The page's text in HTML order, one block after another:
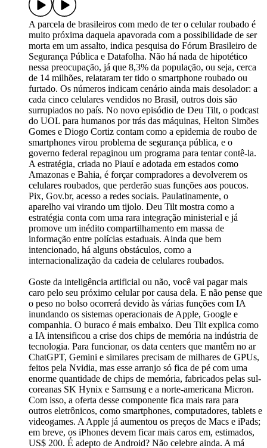
A parcela de brasileiros com medo de ter o celular roubado é
muito próxima daquela apavorada com a possibilidade de ser
morta em um assalto, indica pesquisa do Fórum Brasileiro de
Segurança Pública e Datafolha. Não há nada de hipotético
nessa preocupação, já que 8,3% da população, ou seja, cerca
de 14 milhões, relataram ter tido o smartphone roubado ou
furtado. Os números indicam cenário ainda mais desolador: a
cada cinco celulares vendidos no Brasil, outros dois são
surrupiados no país. No novo episódio de Deu Tilt, o podcast
do UOL para humanos por trás das máquinas, Helton Simões
Gomes e Diogo Cortiz contam como a epidemia de roubo de
smartphones virou problema de segurança pública, e o
governo federal repaginou um programa para tentar contê-la.
A estratégia, criada no Piauí e adotada em estados como
Amazonas e Bahia, é forçar compradores a devolverem os
celulares roubados, que perderão suas funções aos poucos.
Pix, Gov.br, acesso a redes sociais. Paulatinamente, o
aparelho vai virando um tijolo. Deu Tilt mostra como a
estratégia conta com uma rara integração ministerial e já
promove um inédito compartilhamento em massa de
informação entre polícias estaduais. Ainda que bem
intencionado, há alguns obstáculos, como a
internacionalização da cadeia de celulares roubados.
Goste da inteligência artificial ou não, você vai pagar mais
caro pelo seu próximo celular por causa dela. E não pense que
o peso no bolso ocorrerá devido às várias funções com IA
inundando os sistemas operacionais de Apple, Google e
companhia. O buraco é mais embaixo. Deu Tilt explica como
a IA intensificou a crise dos chips de memória na indústria de
tecnologia. Para funcionar, os data centers que mantêm no ar
ChatGPT, Gemini e similares precisam de milhares de GPUs,
feitos pela Nvidia, mas esse arranjo só fica de pé com uma
enorme quantidade de chips de memória, fabricados pelas sul-
coreanas SK Hynix e Samsung e a norte-americana Micron.
Com isso, a oferta desse componente fica mais rara para
outros eletrônicos, como smartphones, computadores, tablets e
videogames. A Apple já aumentou os preços de Macs e iPads;
em breve, os iPhones devem ficar mais caros em, estimados,
US$ 200. É adepto de Android? Não celebre ainda. A má